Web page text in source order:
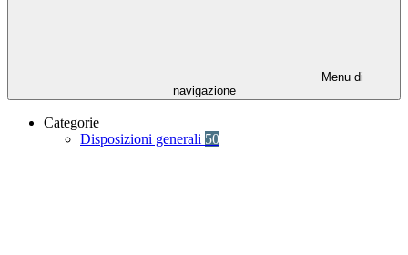
Menu di
navigazione
Categorie
Disposizioni generali 50